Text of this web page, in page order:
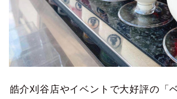
皓介刈谷店やイベントで大好評の「